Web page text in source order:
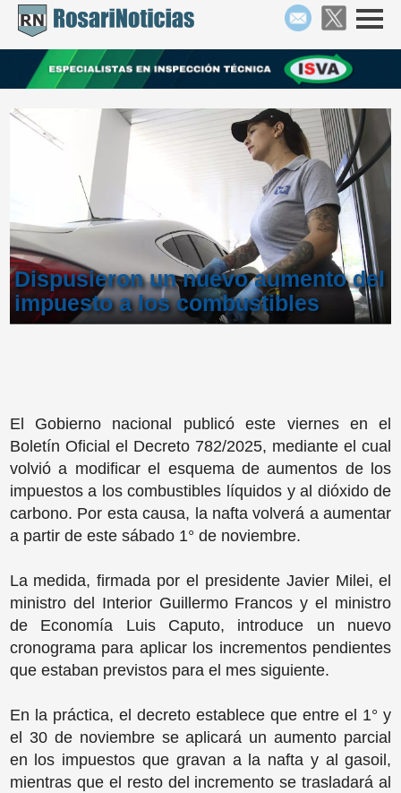
Dispusieron un nuevo aumento del
impuesto a los combustibles
El Gobierno nacional publicó este viernes en el
Boletín Oficial el Decreto 782/2025, mediante el cual
volvió a modificar el esquema de aumentos de los
impuestos a los combustibles líquidos y al dióxido de
carbono. Por esta causa, la nafta volverá a aumentar
a partir de este sábado 1° de noviembre.
La medida, firmada por el presidente Javier Milei, el
ministro del Interior Guillermo Francos y el ministro
de Economía Luis Caputo, introduce un nuevo
cronograma para aplicar los incrementos pendientes
que estaban previstos para el mes siguiente.
En la práctica, el decreto establece que entre el 1° y
el 30 de noviembre se aplicará un aumento parcial
en los impuestos que gravan a la nafta y al gasoil,
mientras que el resto del incremento se trasladará al